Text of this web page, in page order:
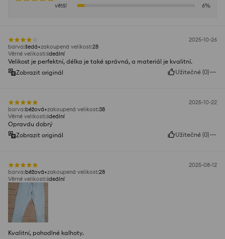
větší
6%
2025-10-26
barva:šedá zakoupená velikost:28
Věrné velikosti:ideální
Velikost je perfektní, délka je také správná, a materiál je kvalitní.
Zobrazit originál
Užitečné (0)
2025-10-22
barva:béžová zakoupená velikost:38
Věrné velikosti:ideální
Opravdu dobrý
Zobrazit originál
Užitečné (0)
2025-08-12
barva:béžová zakoupená velikost:28
Věrné velikosti:ideální
Kvalitní, pohodlné kalhoty.